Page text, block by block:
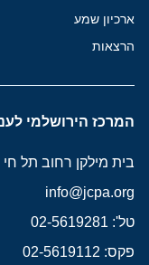
ארכיון שמע
הרצאות
המרכז הירושלמי
בית מילקן רחוב תל חי 13, ירושלים 9210717
info@jcpa.org
טל': 02-5619281
פקס: 02-5619112